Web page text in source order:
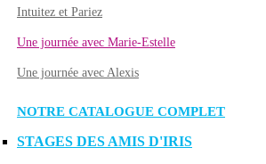
Intuitez et Pariez
Une journée avec Marie-Estelle
Une journée avec Alexis
NOTRE CATALOGUE COMPLET
STAGES DES AMIS D'IRIS